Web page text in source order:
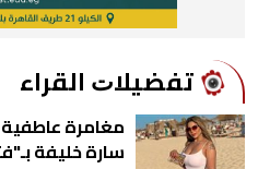
ﺗﻔﻀﻴﻼﺕ اﻟﻘﺮاء
مغامرة عاطفية
سارة خليفة